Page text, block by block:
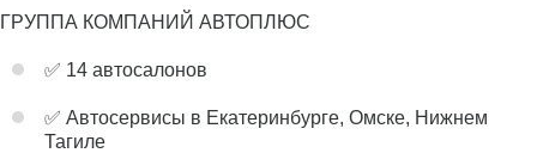
ГРУППА КОМПАНИЙ АВТОПЛЮС
✅ 14 автосалонов
✅ Автосервисы в Екатеринбурге, Омске, Нижнем
Тагиле